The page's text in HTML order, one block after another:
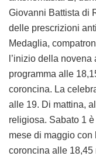
Giovanni Battista di
delle prescrizioni
Medaglia,
l’inizio della
programma alle
coroncina. La
alle 19. Di mattina,
religiosa. Sabato 1 è
mese di maggio
coroncina alle